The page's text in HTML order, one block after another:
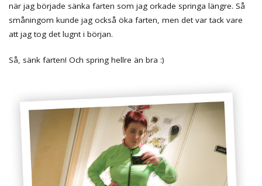
när jag började sänka farten som jag orkade springa längre. Så
småningom kunde jag också öka farten, men det var tack vare
att jag tog det lugnt i början.
Så, sänk farten! Och spring hellre än bra :)